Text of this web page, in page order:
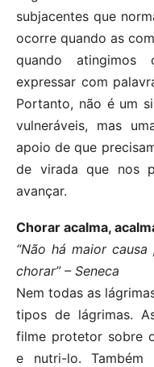
subjacentes que
ocorre quando as
quando
expressar com
Portanto, não é um
vulneráveis, mas
apoio de que
de virada que nos
avançar.
Chorar acalma,
“Não há maior
chorar” – Seneca
Nem todas as
tipos de lágrimas.
filme protetor sobre
e nutri-lo.